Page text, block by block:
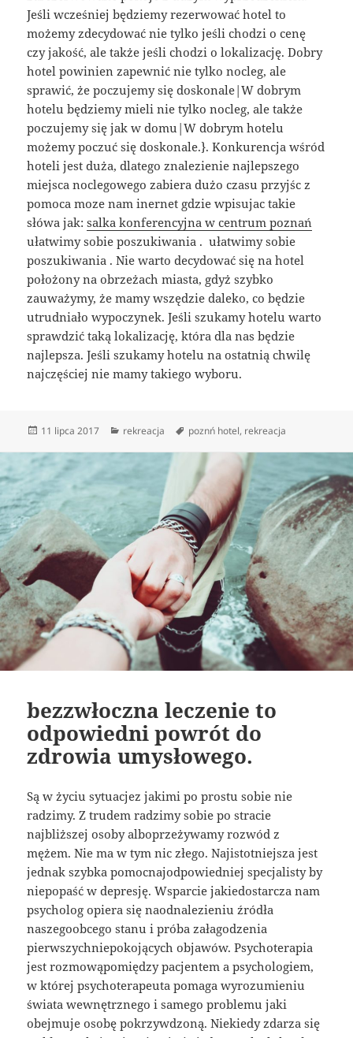
Jeśli wcześniej będziemy rezerwować hotel to
możemy zdecydować nie tylko jeśli chodzi o cenę
czy jakość, ale także jeśli chodzi o lokalizację. Dobry
hotel powinien zapewnić nie tylko nocleg, ale
sprawić, że poczujemy się doskonale|W dobrym
hotelu będziemy mieli nie tylko nocleg, ale także
poczujemy się jak w domu|W dobrym hotelu
możemy poczuć się doskonale.}. Konkurencja wśród
hoteli jest duża, dlatego znalezienie najlepszego
miejsca noclegowego zabiera dużo czasu przyjśc z
pomoca moze nam inernet gdzie wpisujac takie
słówa jak:salka konferencyjna w centrum poznań
ułatwimy sobie poszukiwania . ułatwimy sobie
poszukiwania . Nie warto decydować się na hotel
położony na obrzeżach miasta, gdyż szybko
zauważymy, że mamy wszędzie daleko, co będzie
utrudniało wypoczynek. Jeśli szukamy hotelu warto
sprawdzić taką lokalizację, która dla nas będzie
najlepsza. Jeśli szukamy hotelu na ostatnią chwilę
najczęściej nie mamy takiego wyboru.
Data
11 lipca 2017 Kategorie
rekreacja Tagi
poznń hotel, rekreacja
bezzwłoczna leczenie to
odpowiedni powrót do
zdrowia umysłowego.
Są w życiu sytuacjez jakimi po prostu sobie nie
radzimy. Z trudem radzimy sobie po stracie
najbliższej osoby alboprzeżywamy rozwód z
mężem. Nie ma w tym nic złego. Najistotniejsza jest
jednak szybka pomocnajodpowiedniej specjalisty by
niepopaść w depresję. Wsparcie jakiedostarcza nam
psycholog opiera się naodnalezieniu źródła
naszegoobcego stanu i próba załagodzenia
pierwszychniepokojących objawów. Psychoterapia
jest rozmowąpomiędzy pacjentem a psychologiem,
w której psychoterapeuta pomaga wyrozumieniu
świata wewnętrznego i samego problemu jaki
obejmuje osobę pokrzywdzoną. Niekiedy zdarza się